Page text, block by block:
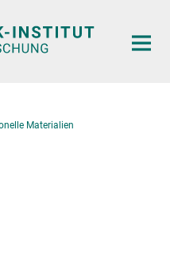
Materialien